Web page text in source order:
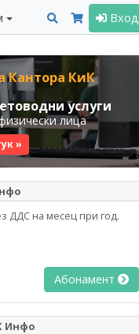
Вход
Кантора КиК
услуги
лица
»
ДДС на месец при год.
Абонамент
Инфо